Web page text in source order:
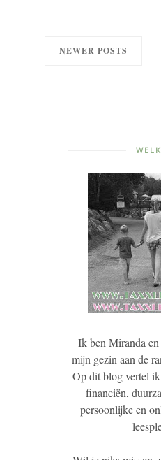
NEWER POSTS
Ik ben Miranda
mijn gezin aan de
Op dit blog vertel
financiën,
persoonlijke en